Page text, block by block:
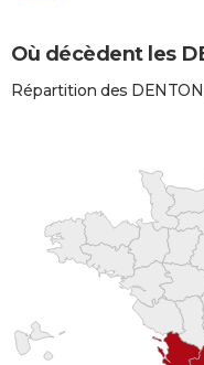
Où décèdent les
Répartition des